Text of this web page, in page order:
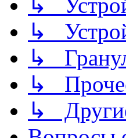
↳
↳
↳
↳ Прочее
↳